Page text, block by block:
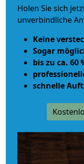
Holen Sie sich
unverbindliche
Keine
Sogar
bis zu ca. 60
schnelle